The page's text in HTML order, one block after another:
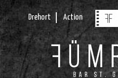
Drehort Action